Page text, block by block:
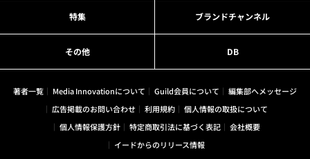
特集 ブランドチャンネル
その他 DB
著者一覧 Media Innovationについて Guild会員について
編集部へメッセージ
広告掲載のお問い合わせ
利用規約
個人情報の取扱について
個人情報保護方針
特定商取引法に基づく表記
会社概要
イードからのリリース情報